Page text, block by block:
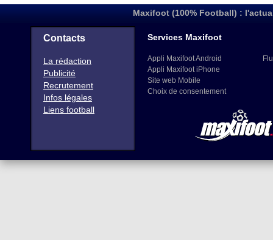
Maxifoot (100% Football) :
Contacts
La rédaction
Publicité
Recrutement
Infos légales
Liens football
Services Maxifoot
Appli Maxifoot Android
Appli Maxifoot iPhone
Site web Mobile
Choix de consentement